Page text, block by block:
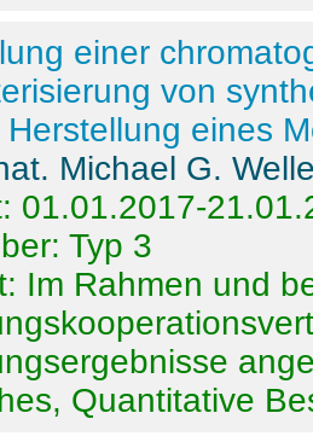
einer
von
eines
Michael G.
01.01.2017-
Typ 3
Im Rahmen und
Quantitative